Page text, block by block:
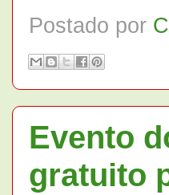
Postado por
Evento
gratuito